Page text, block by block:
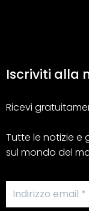
Iscriviti alla
Ricevi
Tutte le notizie e
sul mondo del